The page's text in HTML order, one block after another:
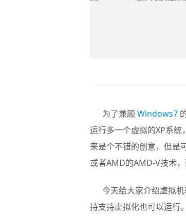
为了兼顾Windows7
运行多一个虚拟的XP系
来是个不错的创意，但是
或者AMD的AMD-V技术
今天给大家介绍虚拟机
持支持虚拟化也可以运行